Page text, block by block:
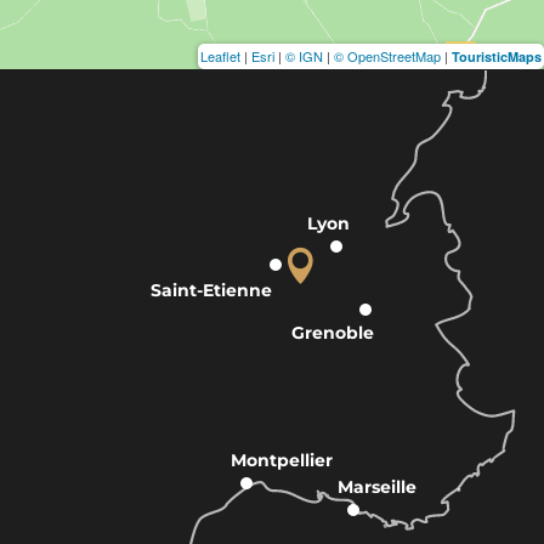
Leaflet | Esri | © IGN | © OpenStreetMap | TouristicMaps
Lyon
Grenoble
Marseille
Montpellier
Saint-Etienne